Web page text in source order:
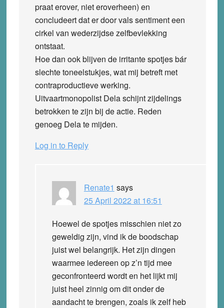
praat erover, niet eroverheen) en
concludeert dat er door vals sentiment een
cirkel van wederzijdse zelfbevlekking
ontstaat.
Hoe dan ook blijven de irritante spotjes bár
slechte toneelstukjes, wat mij betreft met
contraproductieve werking.
Uitvaartmonopolist Dela schijnt zijdelings
betrokken te zijn bij de actie. Reden
genoeg Dela te mijden.
Log in to Reply
Renate1 says
25 April 2022 at 16:51
Hoewel de spotjes misschien niet zo
geweldig zijn, vind ik de boodschap
juist wel belangrijk. Het zijn dingen
waarmee iedereen op z’n tijd mee
geconfronteerd wordt en het lijkt mij
juist heel zinnig om dit onder de
aandacht te brengen, zoals ik zelf heb